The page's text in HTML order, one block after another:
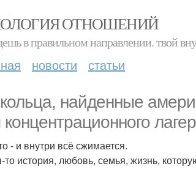
ОТНОШЕНИЙ
в правильном направлении. твой
новости статьи
найденные
- и внутри всё сжимается.
история, любовь, семья, жизнь,